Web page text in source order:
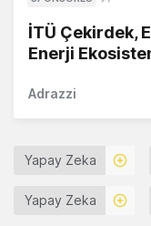
İTÜ Çekirdek,
Enerji
Adrazzi
Yapay Zeka
Yapay Zeka